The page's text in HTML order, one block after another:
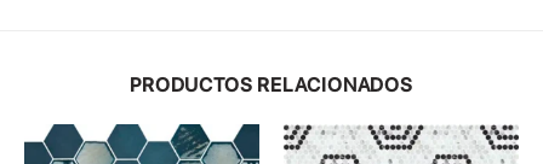
PRODUCTOS RELACIONADOS